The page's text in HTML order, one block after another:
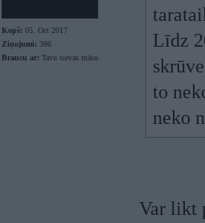
Kopš: 05. Oct 2017
Ziņojumi: 386
Braucu ar: Tavu sievas māsu
Līdz
to
neko
Var likt